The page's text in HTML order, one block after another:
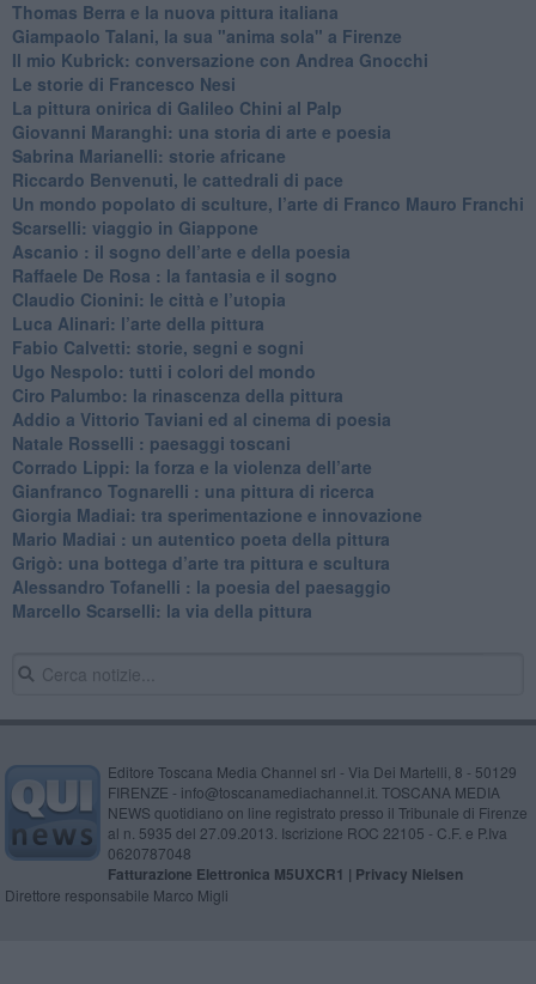
Thomas Berra e la nuova pittura italiana
Giampaolo Talani, la sua "anima sola" a Firenze
Il mio Kubrick: conversazione con Andrea Gnocchi
Le storie di Francesco Nesi
​La pittura onirica di Galileo Chini al Palp
​Giovanni Maranghi: una storia di arte e poesia
Sabrina Marianelli: storie africane
​Riccardo Benvenuti, le cattedrali di pace
​Un mondo popolato di sculture, l’arte di Franco Mauro Franchi
​Scarselli: viaggio in Giappone
​Ascanio : il sogno dell’arte e della poesia
Raffaele De Rosa : la fantasia e il sogno
​Claudio Cionini: le città e l’utopia
Luca Alinari: l’arte della pittura
​Fabio Calvetti: storie, segni e sogni
Ugo Nespolo: tutti i colori del mondo
​Ciro Palumbo: la rinascenza della pittura
​Addio a Vittorio Taviani ed al cinema di poesia
​Natale Rosselli : paesaggi toscani
​Corrado Lippi: la forza e la violenza dell’arte
Gianfranco Tognarelli : una pittura di ricerca
Giorgia Madiai: tra sperimentazione e innovazione
Mario Madiai : un autentico poeta della pittura
Grigò: una bottega d’arte tra pittura e scultura
Alessandro Tofanelli : la poesia del paesaggio
​Marcello Scarselli: la via della pittura
Editore Toscana Media Channel srl - Via Dei Martelli, 8 - 50129
FIRENZE - info@toscanamediachannel.it. TOSCANA MEDIA
NEWS quotidiano on line registrato presso il Tribunale di Firenze
al n. 5935 del 27.09.2013. Iscrizione ROC 22105 - C.F. e P.Iva
0620787048
Fatturazione Elettronica M5UXCR1 | Privacy Nielsen
Direttore responsabile Marco Migli